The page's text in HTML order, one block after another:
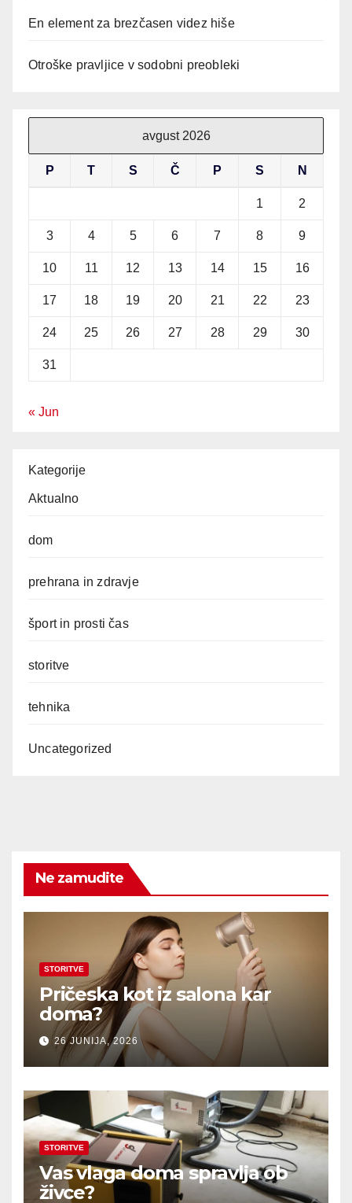
En element za brezčasen videz hiše
Otroške pravljice v sodobni preobleki
avgust 2026
P T S Č P S N
1 2
3 4 5 6 7 8 9
10 11 12 13 14 15 16
17 18 19 20 21 22 23
24 25 26 27 28 29 30
31
« Jun
Kategorije
Aktualno
dom
prehrana in zdravje
šport in prosti čas
storitve
tehnika
Uncategorized
Ne zamudite
STORITVE
Pričeska kot iz salona kar
doma?
26 JUNIJA, 2026
STORITVE
Vas vlaga doma spravlja ob
živce?